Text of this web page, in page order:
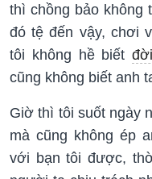
thì chồng bảo không
đó tệ đến vậy, chơi
tôi không hề biết
cũng không biết anh
Giờ thì tôi suốt ngày
mà cũng không ép
với bạn tôi được,